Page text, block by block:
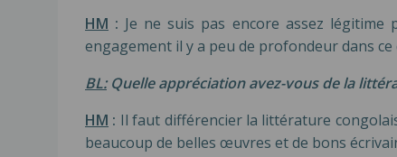
HM : Je ne suis pas encore assez légitime
engagement il y a peu de profondeur dans ce
BL:Quelle appréciation avez-vous de la
HM : Il faut différencier la littérature
beaucoup de belles œuvres et de bons